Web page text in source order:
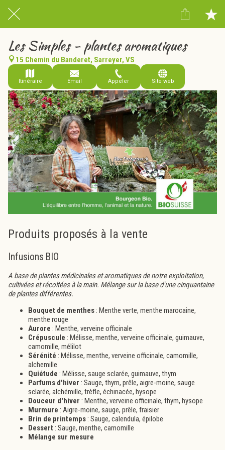
Les Simples - plantes aromatiques
15 Chemin du Banderet, Sarreyer, VS
Itinéraire Email Appeler Site web
Produits proposés à la vente
Infusions BIO
A base de plantes médicinales et aromatiques de notre exploitation,
cultivées et récoltées à la main. Mélange sur la base d'une cinquantaine
de plantes différentes.
Bouquet de menthes : Menthe verte, menthe marocaine,
menthe rouge
Aurore : Menthe, verveine officinale
Crépuscule : Mélisse, menthe, verveine officinale, guimauve,
camomille, mélilot
Sérénité : Mélisse, menthe, verveine officinale, camomille,
alchemille
Quiétude : Mélisse, sauge sclarée, guimauve, thym
Parfums d'hiver : Sauge, thym, prêle, aigre-moine, sauge
sclarée, alchémille, trèfle, échinacée, hysope
Douceur d'hiver : Menthe, verveine officinale, thym, hysope
Murmure : Aigre-moine, sauge, prêle, fraisier
Brin de printemps : Sauge, calendula, épilobe
Dessert : Sauge, menthe, camomille
Mélange sur mesure